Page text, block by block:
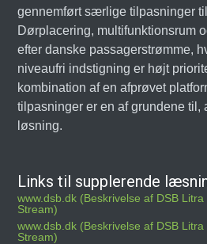
gennemført særlige tilpasninger
Dørplacering, multifunktionsrum
efter danske passagerstrømme,
niveaufri indstigning er højt
kombination af en afprøvet
tilpasninger er en af grundene til,
løsning.
Links til supplerende
www.dsb.dk (Beskrivelse af DSB
Stream)
www.dsb.dk (Beskrivelse af DSB
Stream)